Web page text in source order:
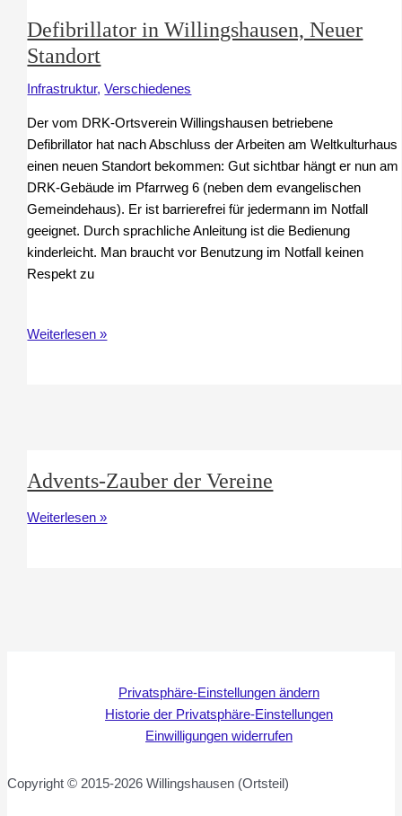
Defibrillator in Willingshausen, Neuer
Standort
Infrastruktur,Verschiedenes
Der vom DRK-Ortsverein Willingshausen betriebene
Defibrillator hat nach Abschluss der Arbeiten am Weltkulturhaus
einen neuen Standort bekommen: Gut sichtbar hängt er nun am
DRK-Gebäude im Pfarrweg 6 (neben dem evangelischen
Gemeindehaus). Er ist barrierefrei für jedermann im Notfall
geeignet. Durch sprachliche Anleitung ist die Bedienung
kinderleicht. Man braucht vor Benutzung im Notfall keinen
Respekt zu
Defibrillator
Weiterlesen »
Advents-Zauber der Vereine
Advents-
Weiterlesen »
Privatsphäre-Einstellungen ändern
Historie der Privatsphäre-Einstellungen
Einwilligungen widerrufen
Copyright © 2015-2026 Willingshausen (Ortsteil)